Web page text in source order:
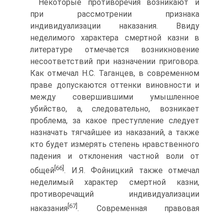
Некоторые противоречия возникают и
при рассмотрении признака
индивидуализации наказания. Ввиду
неделимого характера смертной казни в
литературе отмечается возникновение
несоответствий при назначении приговора.
Как отмечал Н.С. Таганцев, в современном
праве допускаются оттенки виновности и
между совершившими умышленное
убийство, а, следовательно, возникает
проблема, за какое преступление следует
назначать тягчайшее из наказаний, а также
кто будет измерять степень нравственного
падения и отклонения частной воли от
общей [66] . И.Я. Фойницкий также отмечал
неделимый характер смертной казни,
противоречащий индивидуализации
наказания [67] . Современная правовая